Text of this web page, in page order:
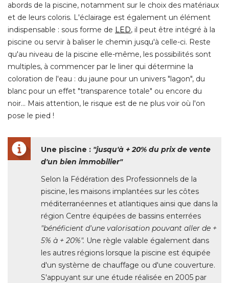
abords de la piscine, notamment sur le choix des matériaux
et de leurs coloris. L'éclairage est également un élément
indispensable : sous forme de LED, il peut être intégré à la
piscine ou servir à baliser le chemin jusqu'à celle-ci. Reste
qu'au niveau de la piscine elle-même, les possibilités sont
multiples, à commencer par le liner qui détermine la
coloration de l'eau : du jaune pour un univers "lagon", du
blanc pour un effet "transparence totale" ou encore du
noir... Mais attention, le risque est de ne plus voir où l'on
pose le pied !
Une piscine : "jusqu'à + 20% du prix de vente
d'un bien immobilier"
Selon la Fédération des Professionnels de la
piscine, les maisons implantées sur les côtes
méditerranéennes et atlantiques ainsi que dans la
région Centre équipées de bassins enterrées
"bénéficient d'une valorisation pouvant aller de +
5% à + 20%". Une règle valable également dans
les autres régions lorsque la piscine est équipée
d'un système de chauffage ou d'une couverture.
S'appuyant sur une étude réalisée en 2005 par